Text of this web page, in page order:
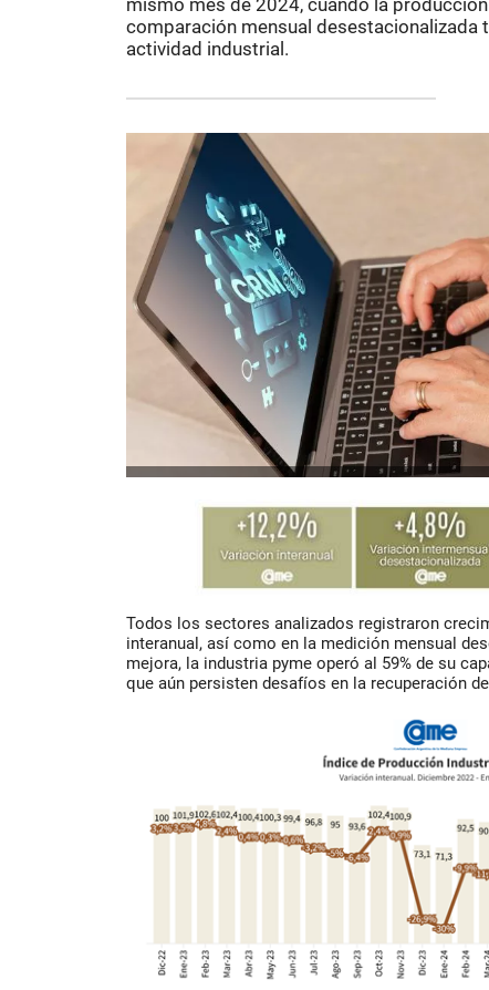
mismo mes de 2024, cuando la
comparación mensual desestacionalizada
actividad industrial.
Todos los sectores analizados registraron
interanual, así como en la medición mensual
mejora, la industria pyme operó al 59% de su
que aún persisten desafíos en la recuperación